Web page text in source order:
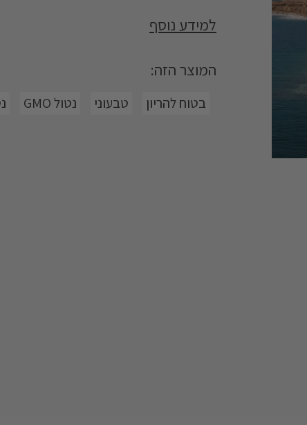
למידע נוסף
ומינרלים, למראה זוהר ואחיד יותר.
משלבת באופן אפקטיבי וסינרגטי
המוצר הזה:
בטוח להריון טבעוני נטול GMO